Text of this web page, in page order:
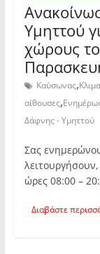
Υμηττού
χώρους
Καύσωνας,
αίθουσες,
Δάφνης - Υμηττού
Σας
ώρες 08:00 –
Διαβάστε